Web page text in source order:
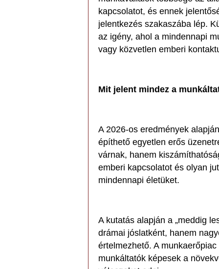
kapcsolatot, és ennek
jelentkezés szakaszába lép.
az igény, ahol a mindennapi
vagy közvetlen emberi
Mit jelent mindez a
A 2026-os eredmények
építhető egyetlen erős
várnak, hanem
emberi kapcsolatot és olyan
mindennapi életüket.
A kutatás alapján a „meddig
drámai jóslatként, hanem
értelmezhető. A
munkáltatók képesek a